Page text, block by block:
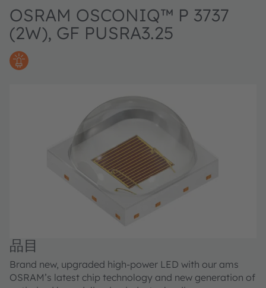
OSRAM OSCONIQ™ P 3737
(2W), GF PUSRA3.25
品目
Brand new, upgraded high-power LED with our ams
OSRAM’s latest chip technology and new generation of